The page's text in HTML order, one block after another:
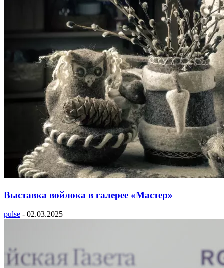
Выставка войлока в галерее «Мастер»
pulse - 02.03.2025